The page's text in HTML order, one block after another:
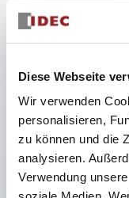
Diese Webseite
Wir verwenden
personalisieren,
zu können und die
analysieren.
Verwendung
Hauptmerkmale
Schutzart IP40
Verbesserte
einheitlich bei
von 22 mm.
UL- und CSA-